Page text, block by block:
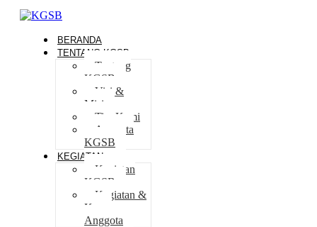
BERANDA
TENTANG KGSB
Tentang
KGSB
Visi &
Misi
Tim Kami
Anggota
KGSB
KEGIATAN
Kegiatan
KGSB
Kegiatan &
Karya
Anggota